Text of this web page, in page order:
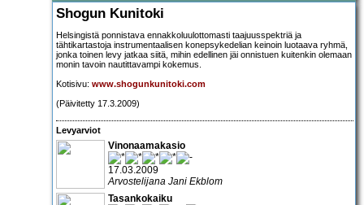
Shogun Kunitoki
Helsingistä ponnistava ennakkoluulottomasti taajuusspektriä ja
tähtikartastoja instrumentaalisen konepsykedelian keinoin luotaava ryhmä,
jonka toinen levy jatkaa siitä, mihin edellinen jäi onnistuen kuitenkin olemaan
monin tavoin nautittavampi kokemus.
Kotisivu: www.shogunkunitoki.com
(Päivitetty 17.3.2009)
Levyarviot
Vinonaamakasio
17.03.2009
Arvostelijana Jani Ekblom
Tasankokaiku